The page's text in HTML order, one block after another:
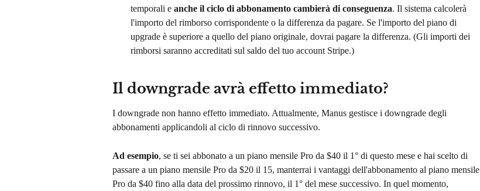
temporali e anche il ciclo di abbonamento cambierà di conseguenza. Il sistema calcolerà
l'importo del rimborso corrispondente o la differenza da pagare. Se l'importo del piano di
upgrade è superiore a quello del piano originale, dovrai pagare la differenza. (Gli importi dei
rimborsi saranno accreditati sul saldo del tuo account Stripe.)
Il downgrade avrà effetto immediato?
I downgrade non hanno effetto immediato. Attualmente, Manus gestisce i downgrade degli
abbonamenti applicandoli al ciclo di rinnovo successivo.
Ad esempio, se ti sei abbonato a un piano mensile Pro da $40 il 1° di questo mese e hai scelto di
passare a un piano mensile Pro da $20 il 15, manterrai i vantaggi dell'abbonamento al piano mensile
Pro da $40 fino alla data del prossimo rinnovo, il 1° del mese successivo. In quel momento,